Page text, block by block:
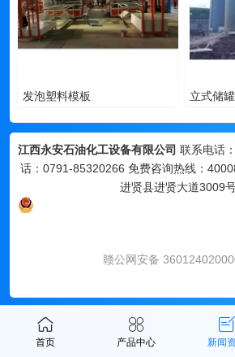
发泡塑料模板 立式储罐
江西永安石油化工设备有限公司 联系电话
话：0791-85320266 免费咨询热线：
进贤县进贤大道3009
赣公网安备
首页 产品中心 新闻